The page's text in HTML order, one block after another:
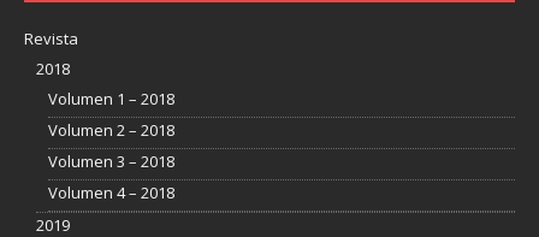
Revista
2018
Volumen 1 – 2018
Volumen 2 – 2018
Volumen 3 – 2018
Volumen 4 – 2018
2019